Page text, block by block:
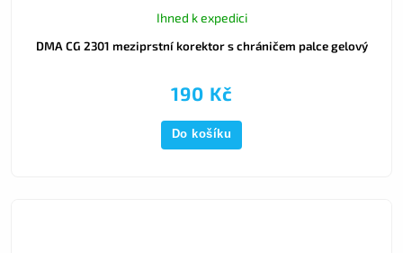
DMA CG 2301 meziprstní korektor s chráničem palce gelový
Ihned k expedici
190 Kč
Do košíku